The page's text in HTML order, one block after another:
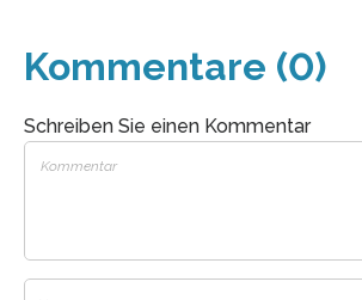
Kommentare (0)
Schreiben Sie einen Kommentar